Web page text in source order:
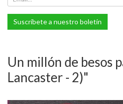
Suscríbete a nuestro boletín
Un millón de besos
Lancaster - 2)"